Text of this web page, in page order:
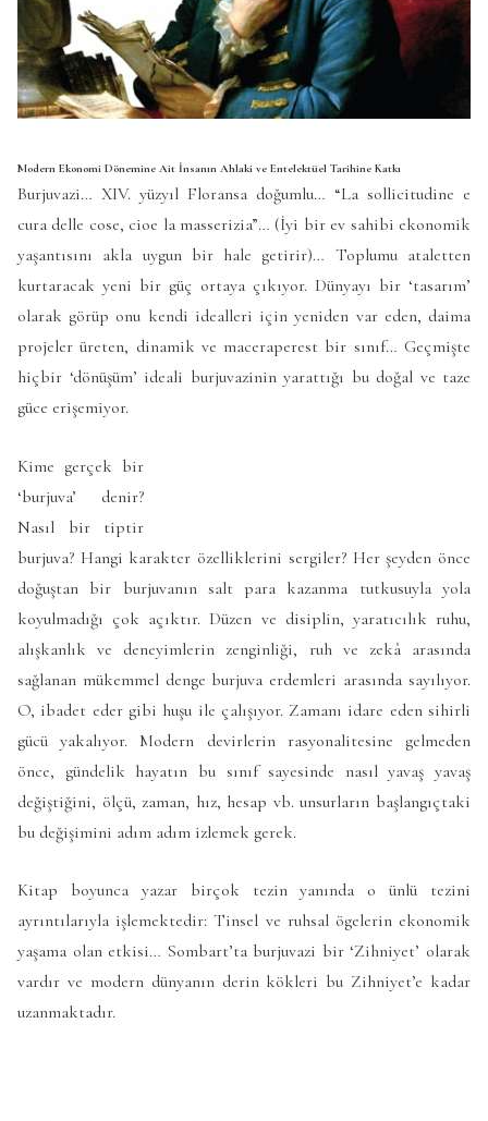
Modern Ekonomi Dönemine Ait İnsanın Ahlaki ve Entelektüel Tarihine Katkı
Burjuvazi… XIV. yüzyıl Floransa doğumlu… “La sollicitudine e
cura delle cose, cioe la masserizia”… (İyi bir ev sahibi ekonomik
yaşantısını akla uygun bir hale getirir)… Toplumu ataletten
kurtaracak yeni bir güç ortaya çıkıyor. Dünyayı bir ‘tasarım’
olarak görüp onu kendi idealleri için yeniden var eden, daima
projeler üreten, dinamik ve maceraperest bir sınıf… Geçmişte
hiçbir ‘dönüşüm’ ideali burjuvazinin yarattığı bu doğal ve taze
güce erişemiyor.
Kime gerçek bir
‘burjuva’ denir?
Nasıl bir tiptir
burjuva? Hangi karakter özelliklerini sergiler? Her şeyden önce
doğuştan bir burjuvanın salt para kazanma tutkusuyla yola
koyulmadığı çok açıktır. Düzen ve disiplin, yaratıcılık ruhu,
alışkanlık ve deneyimlerin zenginliği, ruh ve zekâ arasında
sağlanan mükemmel denge burjuva erdemleri arasında sayılıyor.
O, ibadet eder gibi huşu ile çalışıyor. Zamanı idare eden sihirli
gücü yakalıyor. Modern devirlerin rasyonalitesine gelmeden
önce, gündelik hayatın bu sınıf sayesinde nasıl yavaş yavaş
değiştiğini, ölçü, zaman, hız, hesap vb. unsurların başlangıçtaki
bu değişimini adım adım izlemek gerek.
Kitap boyunca yazar birçok tezin yanında o ünlü tezini
ayrıntılarıyla işlemektedir: Tinsel ve ruhsal ögelerin ekonomik
yaşama olan etkisi… Sombart’ta burjuvazi bir ‘Zihniyet’ olarak
vardır ve modern dünyanın derin kökleri bu Zihniyet’e kadar
uzanmaktadır.